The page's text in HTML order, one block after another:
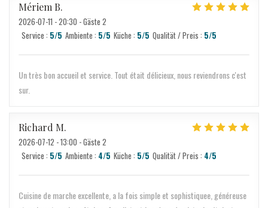
Mériem B
2026-07-11 - 20:30 - Gäste 2
Service : 5/5 Ambiente : 5/5 Küche : 5/5 Qualität / Preis : 5/5
Un très bon accueil et service. Tout était délicieux, nous reviendrons c'est
sur.
Richard M
2026-07-12 - 13:00 - Gäste 2
Service : 5/5 Ambiente : 4/5 Küche : 5/5 Qualität / Preis : 4/5
Cuisine de marche excellente, a la fois simple et sophistiquee, généreuse